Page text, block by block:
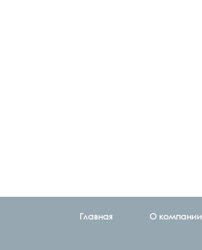
Главная О компании